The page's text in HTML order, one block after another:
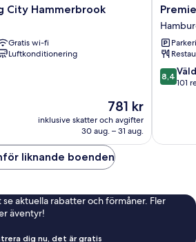
City Hammerbrook
Gratis wi-fi
Luftkonditionering
Priset
är
781 kr
781 kr
inklusive skatter och avgifter
30 aug. – 31 aug.
Premier
Inn
City
Mitte
8.4
av
8,4
101
liknande boenden
se aktuella rabatter och förmåner. Fler
äventyr!
dig nu, det är gratis